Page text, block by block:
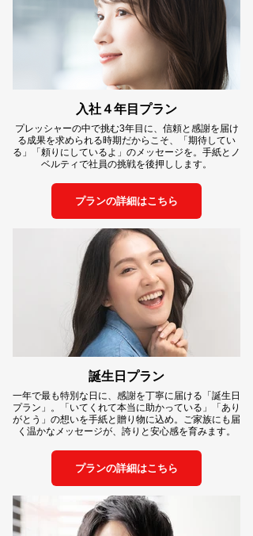
入社４年目プラン
プレッシャーの中で挑む3年目に、信頼と感謝を届け
る成果を求められる時期だからこそ、「期待してい
る」「頼りにしているよ」のメッセージを。手紙とノ
ベルティで社員の挑戦を後押しします。
プランの詳細はこちら
誕生日プラン
一年で最も特別な日に、感謝を丁寧に届ける「誕生日
プラン」。「いてくれて本当に助かっている」「あり
がとう」の想いを手紙と贈り物に込め。ご家族にも届
く温かなメッセージが、誇りと安心感を育みます。
プランの詳細はこちら